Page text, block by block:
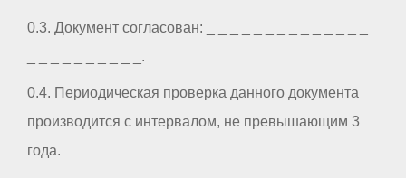
0.3. Документ согласован: _ _ _ _ _ _ _ _ _ _ _ _ _ _
_ _ _ _ _ _ _ _ _ _.
0.4. Периодическая проверка данного документа
производится с интервалом, не превышающим 3
года.